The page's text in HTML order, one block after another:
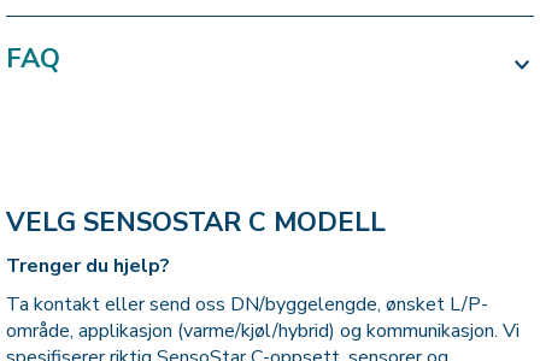
FAQ
VELG SENSOSTAR C MODELL
Trenger du hjelp?
Ta kontakt eller send oss DN/byggelengde, ønsket L/P-
område, applikasjon (varme/kjøl/hybrid) og kommunikasjon. Vi